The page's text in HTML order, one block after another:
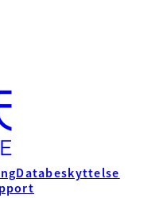
Databeskyttelse